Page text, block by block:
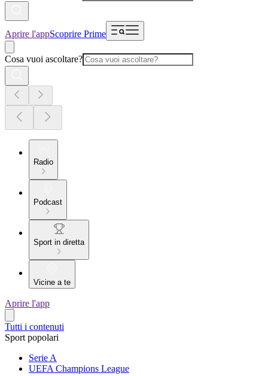
Aprire l'appScoprire Prime
Cosa vuoi ascoltare?
Radio
Podcast
Sport in diretta
Vicine a te
Aprire l'app
Tutti i contenuti
Sport popolari
Serie A
UEFA Champions League